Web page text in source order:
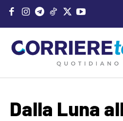
Dalla Luna